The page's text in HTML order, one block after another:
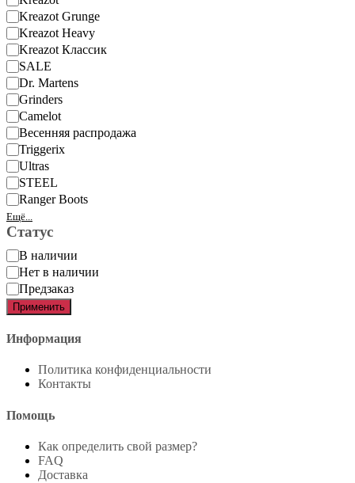
Kreazot Grunge
Kreazot Heavy
Kreazot Классик
SALE
Dr. Martens
Grinders
Camelot
Весенняя распродажа
Triggerix
Ultras
STEEL
Ranger Boots
Ещё...
Статус
Статус
В наличии
Нет в наличии
Предзаказ
Применить
Информация
Политика конфиденциальности
Контакты
Помощь
Как определить свой размер?
FAQ
Доставка